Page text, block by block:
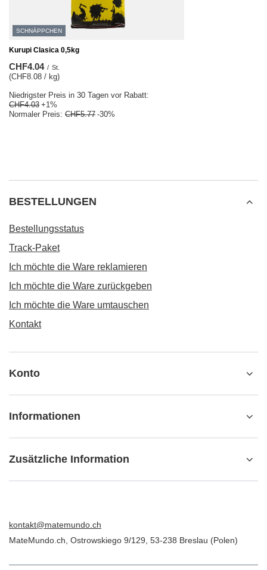
SCHNÄPPCHEN
Kurupi Clasica 0,5kg
CHF4.04 / St.
(CHF8.08 / kg)
Niedrigster Preis in 30 Tagen vor Rabatt:
CHF4.03 +1%
Normaler Preis: CHF5.77 -30%
BESTELLUNGEN
Bestellungsstatus
Track-Paket
Ich möchte die Ware reklamieren
Ich möchte die Ware zurückgeben
Ich möchte die Ware umtauschen
Kontakt
Konto
Informationen
Zusätzliche Information
kontakt@matemundo.ch
MateMundo.ch Ostrowskiego 9/129 53-238 Breslau (Polen)